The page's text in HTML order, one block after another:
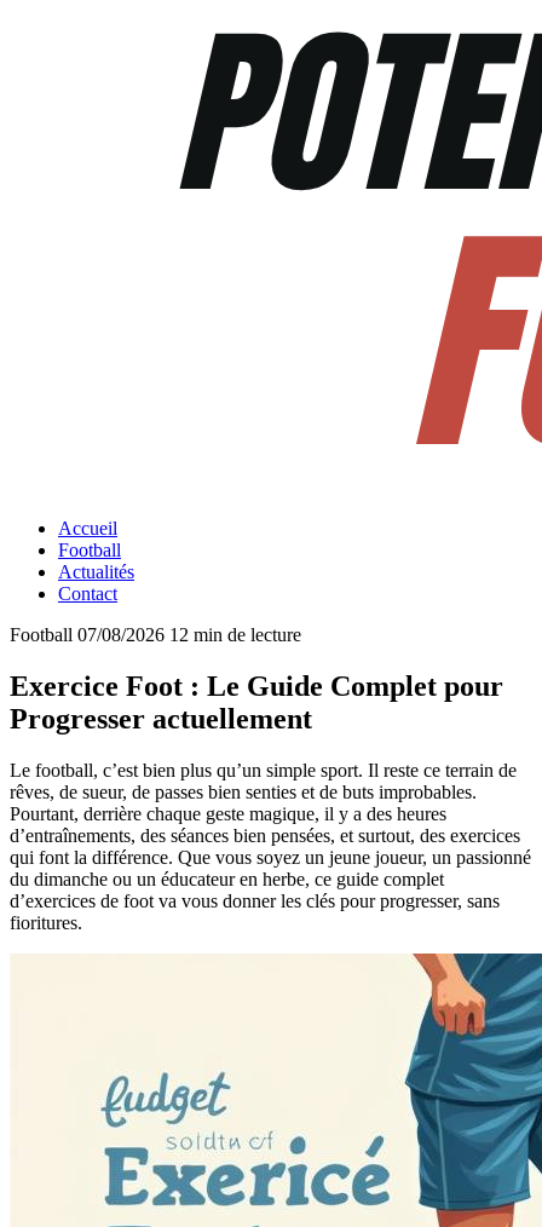
Accueil
Football
Actualités
Contact
Football 07/08/2026 12 min de lecture
Exercice Foot : Le Guide Complet pour
Progresser actuellement
Le football, c’est bien plus qu’un simple sport. Il reste ce terrain de
rêves, de sueur, de passes bien senties et de buts improbables.
Pourtant, derrière chaque geste magique, il y a des heures
d’entraînements, des séances bien pensées, et surtout, des exercices
qui font la différence. Que vous soyez un jeune joueur, un passionné
du dimanche ou un éducateur en herbe, ce guide complet
d’exercices de foot va vous donner les clés pour progresser, sans
fioritures.